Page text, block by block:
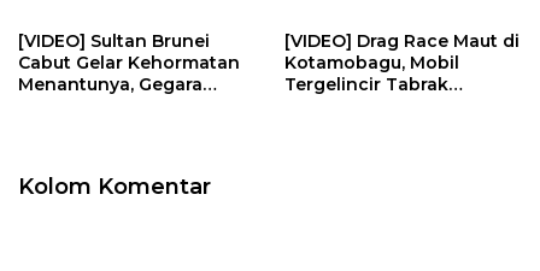
[VIDEO] Sultan Brunei
Cabut Gelar Kehormatan
Menantunya, Gegara
[VIDEO] Drag Race Maut di
Kotamobagu, Mobil
Tergelincir Tabrak
Kolom Komentar